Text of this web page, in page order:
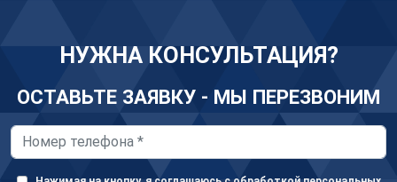
НУЖНА КОНСУЛЬТАЦИЯ?
ОСТАВЬТЕ ЗАЯВКУ - МЫ ПЕРЕЗВОНИМ